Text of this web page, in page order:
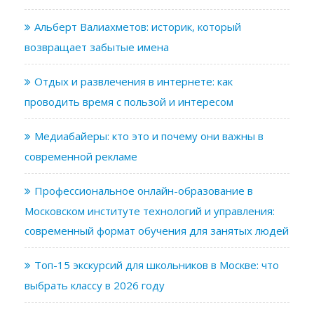
Альберт Валиахметов: историк, который
возвращает забытые имена
Отдых и развлечения в интернете: как
проводить время с пользой и интересом
Медиабайеры: кто это и почему они важны в
современной рекламе
Профессиональное онлайн-образование в
Московском институте технологий и управления:
современный формат обучения для занятых людей
Топ-15 экскурсий для школьников в Москве: что
выбрать классу в 2026 году